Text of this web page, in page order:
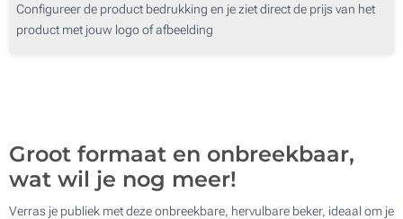
250
Configureer de product bedrukking en je ziet direct de prijs van het
product met jouw logo of afbeelding
Groot formaat en onbreekbaar,
wat wil je nog meer!
Verras je publiek met deze onbreekbare, hervulbare beker, ideaal om je